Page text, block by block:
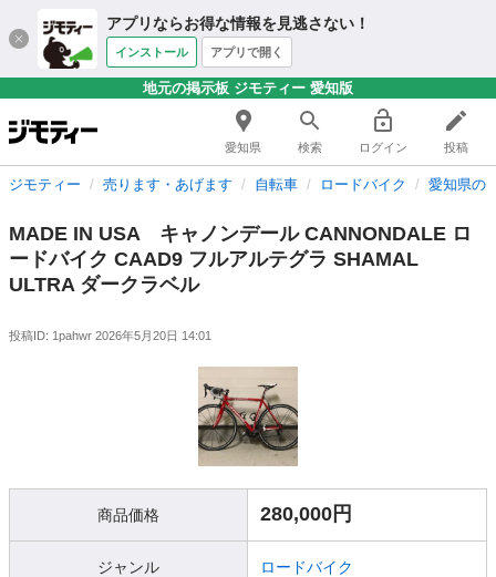
アプリならお得な情報を見逃さない！
インストール アプリで開く
地元の掲示板 ジモティー 愛知版
愛知県 検索 ログイン 投稿
ジモティー 売ります・あげます 自転車 ロードバイク 愛知県の
MADE IN USA キャノンデール CANNONDALE ロ
ードバイク CAAD9 フルアルテグラ SHAMAL
ULTRA ダークラベル
投稿ID: 1pahwr 2026年5月20日 14:01
商品価格 280,000円
ジャンル ロードバイク